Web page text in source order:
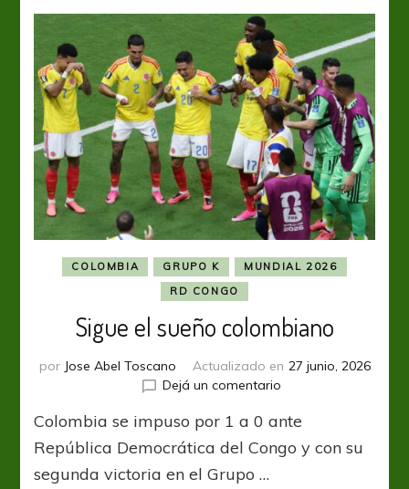
COLOMBIA GRUPO K
MUNDIAL 2026
RD CONGO
Sigue el sueño colombiano
por Jose Abel Toscano Actualizado en 27 junio, 2026
Dejá un comentarioen
el
sueño
colombiano
Colombia se impuso por 1 a 0 ante
República Democrática del Congo y con su
segunda victoria en el Grupo …